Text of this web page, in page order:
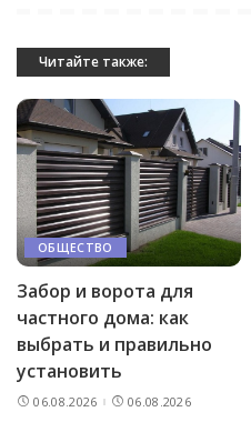
Читайте также:
ОБЩЕСТВО
Забор и ворота для
частного дома: как
выбрать и правильно
установить
06.08.2026 06.08.2026